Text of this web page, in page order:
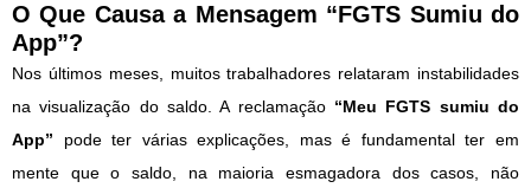
O Que Causa a Mensagem “FGTS Sumiu do
App”?
Nos últimos meses, muitos trabalhadores relataram instabilidades
na visualização do saldo. A reclamação “Meu FGTS sumiu do
App” pode ter várias explicações, mas é fundamental ter em
mente que o saldo, na maioria esmagadora dos casos, não